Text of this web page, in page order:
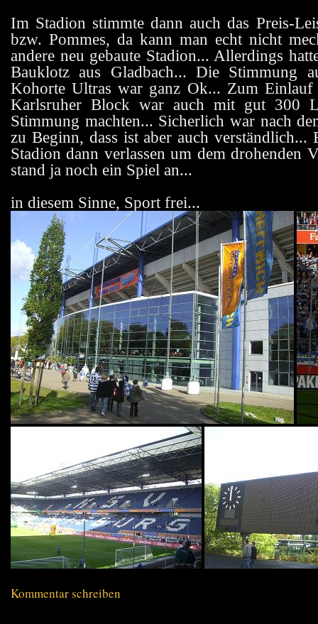
Im Stadion stimmte dann auch das Preis-
bzw. Pommes, da kann man echt nicht
andere neu gebaute Stadion... Allerdings
Bauklotz aus Gladbach... Die Stimmung
Kohorte Ultras war ganz Ok... Zum
Karlsruher Block war auch mit gut 300
Stimmung machten... Sicherlich war nach
zu Beginn, dass ist aber auch
Stadion dann verlassen um dem drohenden
stand ja noch ein Spiel an...
in diesem Sinne, Sport frei...
Kommentar schreiben